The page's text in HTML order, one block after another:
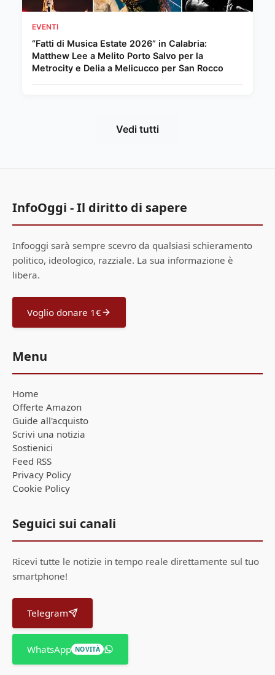
EVENTI
“Fatti di Musica Estate 2026” in Calabria:
Matthew Lee a Melito Porto Salvo per la
Metrocity e Delia a Melicucco per San Rocco
Vedi tutti
InfoOggi - Il diritto di sapere
Infooggi sarà sempre scevro da qualsiasi schieramento
politico, ideologico, razziale. La sua informazione è
libera.
Voglio donare 1€
Menu
Home
Offerte Amazon
Guide all'acquisto
Scrivi una notizia
Sostienici
Feed RSS
Privacy Policy
Cookie Policy
Seguici sui canali
Ricevi tutte le notizie in tempo reale direttamente sul tuo
smartphone!
Telegram
WhatsApp NOVITÀ